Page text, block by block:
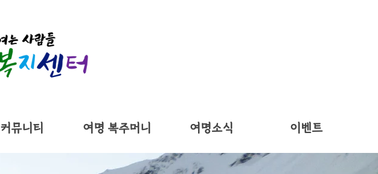
커뮤니티 여명 복주머니 여명소식 이벤트